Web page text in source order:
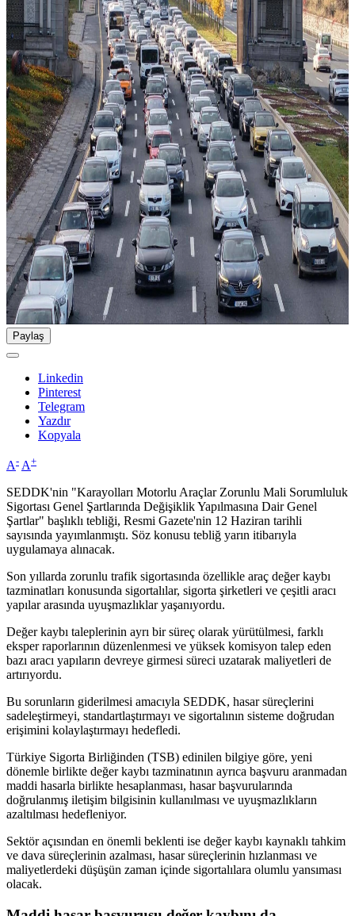
Paylaş
Linkedin
Pinterest
Telegram
Yazdır
Kopyala
A- A+
SEDDK'nin "Karayolları Motorlu Araçlar Zorunlu Mali Sorumluluk
Sigortası Genel Şartlarında Değişiklik Yapılmasına Dair Genel
Şartlar" başlıklı tebliği, Resmi Gazete'nin 12 Haziran tarihli
sayısında yayımlanmıştı. Söz konusu tebliğ yarın itibarıyla
uygulamaya alınacak.
Son yıllarda zorunlu trafik sigortasında özellikle araç değer kaybı
tazminatları konusunda sigortalılar, sigorta şirketleri ve çeşitli aracı
yapılar arasında uyuşmazlıklar yaşanıyordu.
Değer kaybı taleplerinin ayrı bir süreç olarak yürütülmesi, farklı
eksper raporlarının düzenlenmesi ve yüksek komisyon talep eden
bazı aracı yapıların devreye girmesi süreci uzatarak maliyetleri de
artırıyordu.
Bu sorunların giderilmesi amacıyla SEDDK, hasar süreçlerini
sadeleştirmeyi, standartlaştırmayı ve sigortalının sisteme doğrudan
erişimini kolaylaştırmayı hedefledi.
Türkiye Sigorta Birliğinden (TSB) edinilen bilgiye göre, yeni
dönemle birlikte değer kaybı tazminatının ayrıca başvuru aranmadan
maddi hasarla birlikte hesaplanması, hasar başvurularında
doğrulanmış iletişim bilgisinin kullanılması ve uyuşmazlıkların
azaltılması hedefleniyor.
Sektör açısından en önemli beklenti ise değer kaybı kaynaklı tahkim
ve dava süreçlerinin azalması, hasar süreçlerinin hızlanması ve
maliyetlerdeki düşüşün zaman içinde sigortalılara olumlu yansıması
olacak.